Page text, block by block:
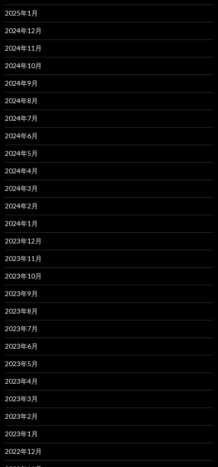
2025年1月
2024年12月
2024年11月
2024年10月
2024年9月
2024年8月
2024年7月
2024年6月
2024年5月
2024年4月
2024年3月
2024年2月
2024年1月
2023年12月
2023年11月
2023年10月
2023年9月
2023年8月
2023年7月
2023年6月
2023年5月
2023年4月
2023年3月
2023年2月
2023年1月
2022年12月